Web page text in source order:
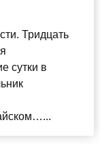
Тридцать
сутки в